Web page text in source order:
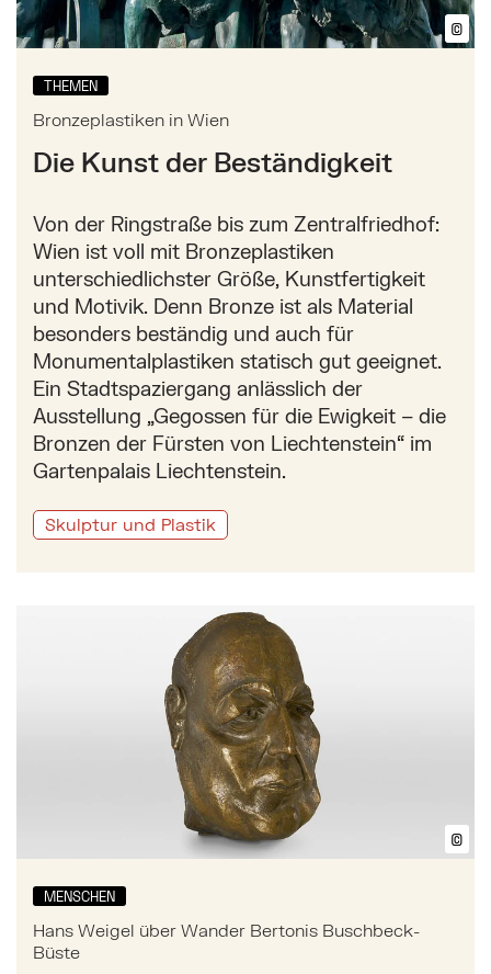
©
THEMEN
Bronzeplastiken in Wien
Die Kunst der Beständigkeit
Von der Ringstraße bis zum Zentralfriedhof:
Wien ist voll mit Bronzeplastiken
unterschiedlichster Größe, Kunstfertigkeit
und Motivik. Denn Bronze ist als Material
besonders beständig und auch für
Monumentalplastiken statisch gut geeignet.
Ein Stadtspaziergang anlässlich der
Ausstellung „Gegossen für die Ewigkeit – die
Bronzen der Fürsten von Liechtenstein“ im
Gartenpalais Liechtenstein.
Skulptur und Plastik
©
MENSCHEN
Hans Weigel über Wander Bertonis Buschbeck-
Büste